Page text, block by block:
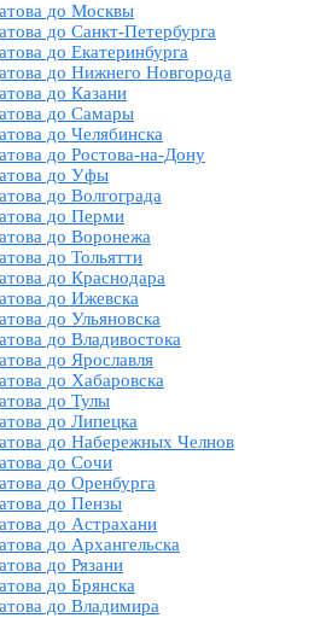
до Москвы
до Санкт-Петербурга
до Екатеринбурга
до Нижнего Новгорода
до Казани
до Самары
до Челябинска
до Ростова-на-Дону
до Уфы
до Волгограда
до Перми
до Воронежа
до Тольятти
до Краснодара
до Ижевска
до Ульяновска
до Владивостока
до Ярославля
до Хабаровска
до Тулы
до Липецка
до Набережных Челнов
до Сочи
до Оренбурга
до Пензы
до Астрахани
до Архангельска
до Рязани
до Брянска
до Владимира